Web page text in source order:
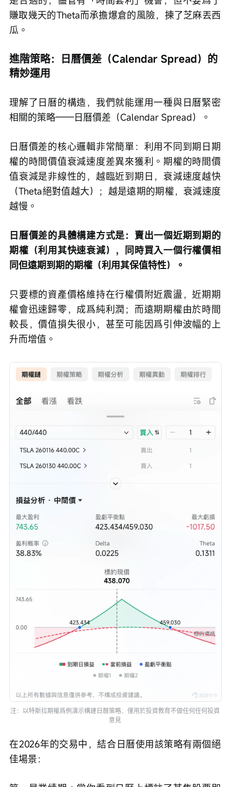
賺取幾天的Theta而承擔爆倉的風險，揀了芝麻丟西
瓜。
進階策略：日曆價差（Calendar Spread）的
精妙運用
理解了日曆的構造，我們就能運用一種與日曆緊密
相關的策略——日曆價差（Calendar Spread）。
日曆價差的核心邏輯非常簡單：利用不同到期日期
權的時間價值衰減速度差異來獲利。期權的時間價
值衰減是非線性的，越臨近到期日，衰減速度越快
（Theta絕對值越大）；越是遠期的期權，衰減速度
越慢。
日曆價差的具體構建方式是：賣出一個近期到期的
期權（利用其快速衰減），同時買入一個行權價相
同但遠期到期的期權（利用其保值特性）。
只要標的資產價格維持在行權價附近震盪，近期期
權會迅速歸零，成爲純利潤；而遠期期權由於時間
較長，價值損失很小，甚至可能因爲引伸波幅的上
升而增值。
注：以特斯拉期權爲例演示構建日曆策略，僅用於投資教育不做任何任何投資
意見
在2026年的交易中，結合日曆使用該策略有兩個絕
佳場景：